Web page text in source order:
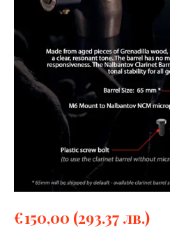
€150,00 (293.37 лв.)